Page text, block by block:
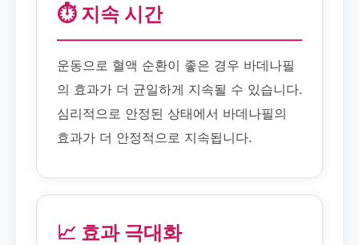
⏱️ 지속 시간
운동으로 혈액 순환이 좋은 경우 바데나필
의 효과가 더 균일하게 지속될 수 있습니다.
심리적으로 안정된 상태에서 바데나필의
효과가 더 안정적으로 지속됩니다.
📈 효과 극대화